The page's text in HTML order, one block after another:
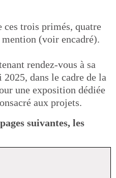
ces trois primés, quatre
(voir encadré).
rendez-vous à sa
dans le cadre de la
une exposition dédiée
aux projets.
suivantes, les